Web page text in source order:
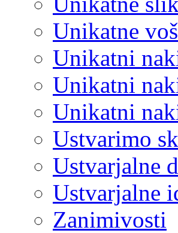
Unikatne
Unikatni
Unikatni
Unikatni
Ustvarimo
Ustvarjalne
Ustvarjalne
Zanimivosti